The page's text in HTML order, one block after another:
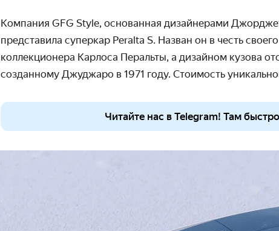
Компания GFG Style, основанная дизайнерами
представила суперкар Peralta S. Назван он в честь
коллекционера Карлоса Перальты, а дизайном кузова
созданному Джуджаро в 1971 году. Стоимость
Читайте нас в Telegram! Там